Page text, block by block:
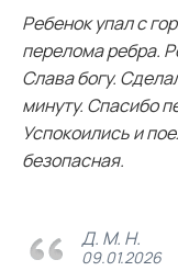
Ребенок упал с
перелома ребра.
Слава богу.
минуту. Спасибо
Успокоились и
безопасная.
Д. М. Н.
09.01.2026